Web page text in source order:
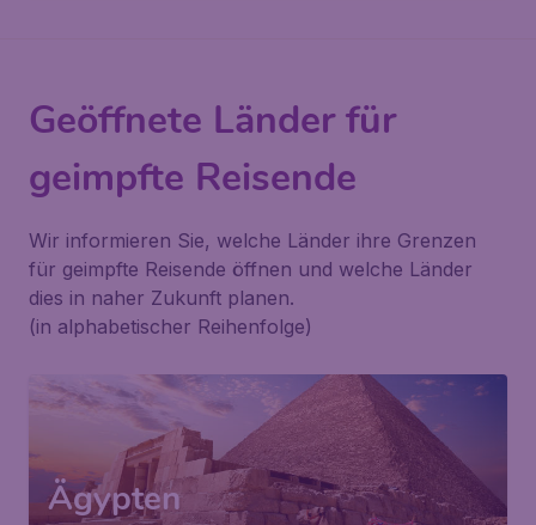
Geöffnete Länder für
geimpfte Reisende
Wir informieren Sie, welche Länder ihre Grenzen
für geimpfte Reisende öffnen und welche Länder
dies in naher Zukunft planen.
(in alphabetischer Reihenfolge)
Ägypten